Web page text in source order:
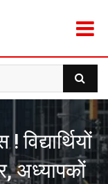
अध्यापकों